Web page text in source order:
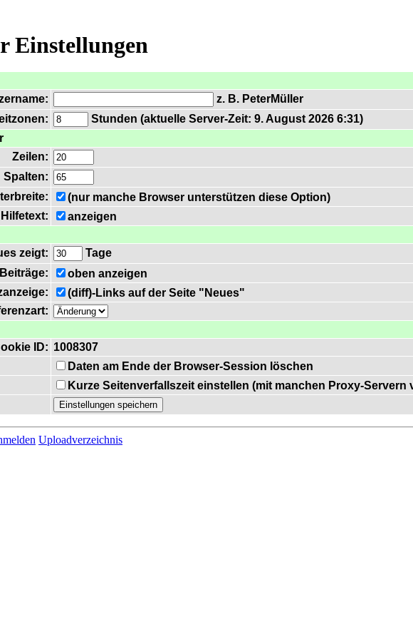
Einstellungen
z. B. PeterMüller
Stunden (aktuelle Server-Zeit: 9. August 2026 6:31)
Zeilen:
Spalten:
(nur manche Browser unterstützen diese Option)
Hilfetext:
anzeigen
zeigt:
Tage
oben anzeigen
(diff)-Links auf der Seite "Neues"
ID: 1008307
Daten am Ende der Browser-Session löschen
Kurze Seitenverfallszeit einstellen (mit manchen Proxy-Servern
Uploadverzeichnis